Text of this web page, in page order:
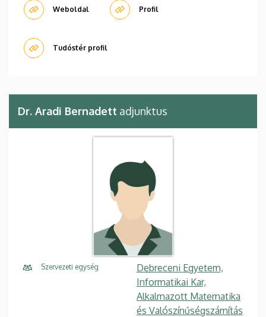
Weboldal Profil
Tudóstér profil
Dr. Aradi Bernadett adjunktus
Szervezeti egység
Debreceni Egyetem,
Informatikai Kar,
Alkalmazott Matematika
és Valószínűségszámítás